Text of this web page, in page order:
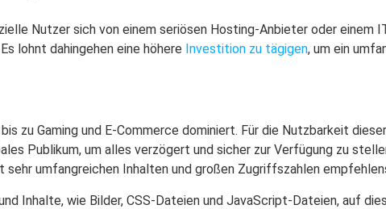
Nutzer sich von einem seriösen Hosting-Anbieter oder einem
lohnt dahingehen eine höhere Investition zu tägigen, um ein
zu Gaming und E-Commerce dominiert. Für die Nutzbarkeit
Publikum, um alles verzögert und sicher zur Verfügung zu
umfangreichen Inhalten und großen Zugriffszahlen
Inhalte, wie Bilder, CSS-Dateien und JavaScript-Dateien, auf